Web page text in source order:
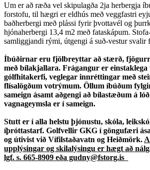
Um er að ræða vel skipulagða 2ja herbergja
forstofu, til hægri er eldhús með veggfastri
baðherbergi með plássi fyrir þvottavél og
hjónaherbergi 13,4 m2 með fataskápum.
samliggjandi rými, útgengi á suð-vestur svalir
Íbúðirnar eru fjölbreyttar að stærð,
með bílakjallara. Frágangur er einstaklega
gólfhitakerfi, veglegar innréttingar með
flísalögðum votrýmum. Öllum íbúðum
sameign ásamt aðgengi að bílastæðum á
vagnageymsla er í sameign.
Stutt er í alla helstu þjónustu, skóla,
íþróttastarf. Golfvellir GKG í göngufæri
og útivist við Vífilstaðavatn og Heiðmörk.
upplýsingar og skilalýsingu er hægt að
lgf. s. 665-8909 eða gudny@fstorg.is